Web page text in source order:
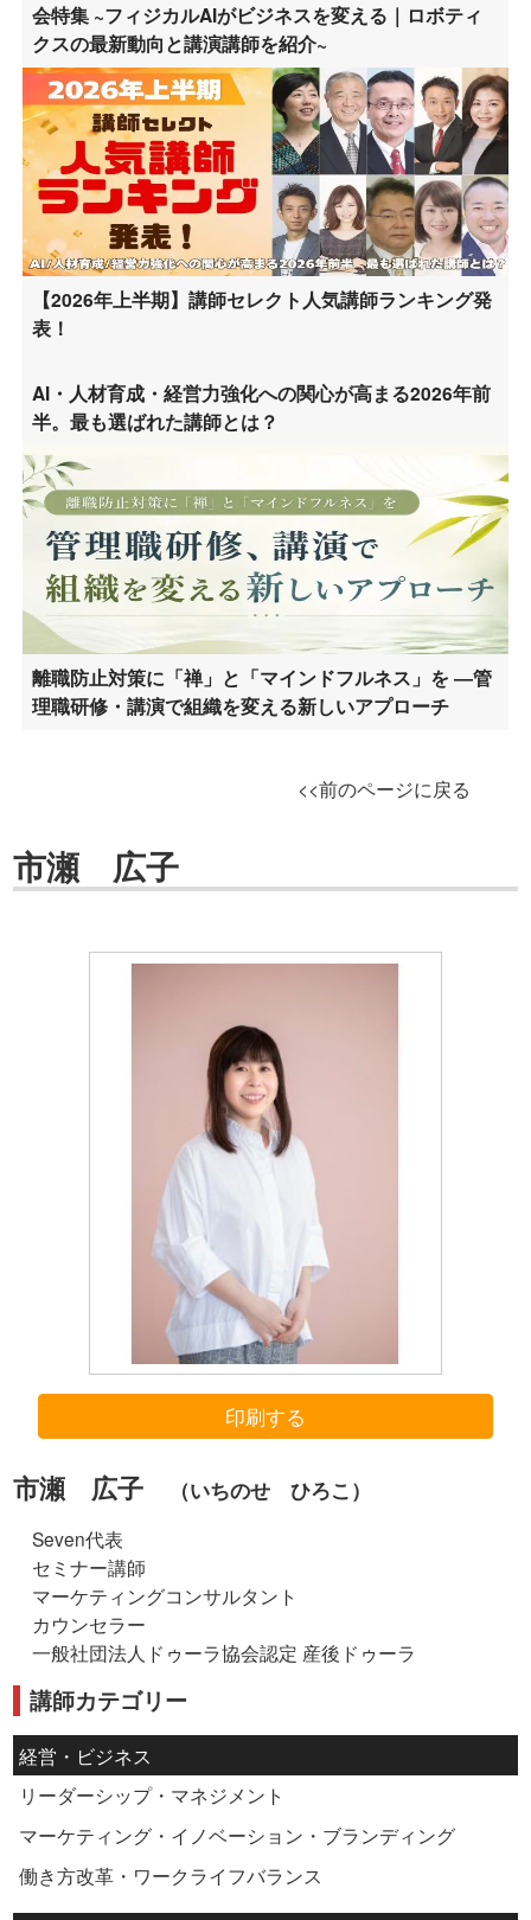
会特集 ~フィジカルAIがビジネスを変える｜ロボティ
クスの最新動向と講演講師を紹介~
【2026年上半期】講師セレクト人気講師ランキング発
表！
AI・人材育成・経営力強化への関心が高まる2026年前
半。最も選ばれた講師とは？
離職防止対策に「禅」と「マインドフルネス」を ―管
理職研修・講演で組織を変える新しいアプローチ
<<前のページに戻る
市瀬 広子
印刷する
市瀬 広子 （いちのせ ひろこ）
Seven代表
セミナー講師
マーケティングコンサルタント
カウンセラー
一般社団法人ドゥーラ協会認定 産後ドゥーラ
講師カテゴリー
経営・ビジネス
リーダーシップ・マネジメント
マーケティング・イノベーション・ブランディング
働き方改革・ワークライフバランス